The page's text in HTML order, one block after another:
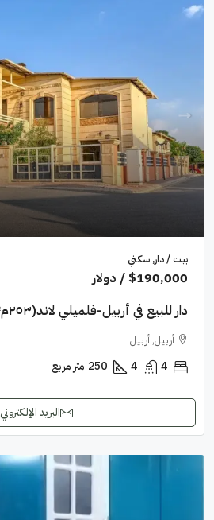
بيت / دار, سكني
$190,000 / دولار
دار للبيع في أربيل-فلميلي لاند(٢٥٣م²)السعر ١٩٠٬٠٠٠دولار
أربيل, أربيل
4
4
250 متر مربع
البريد الإلكتروني